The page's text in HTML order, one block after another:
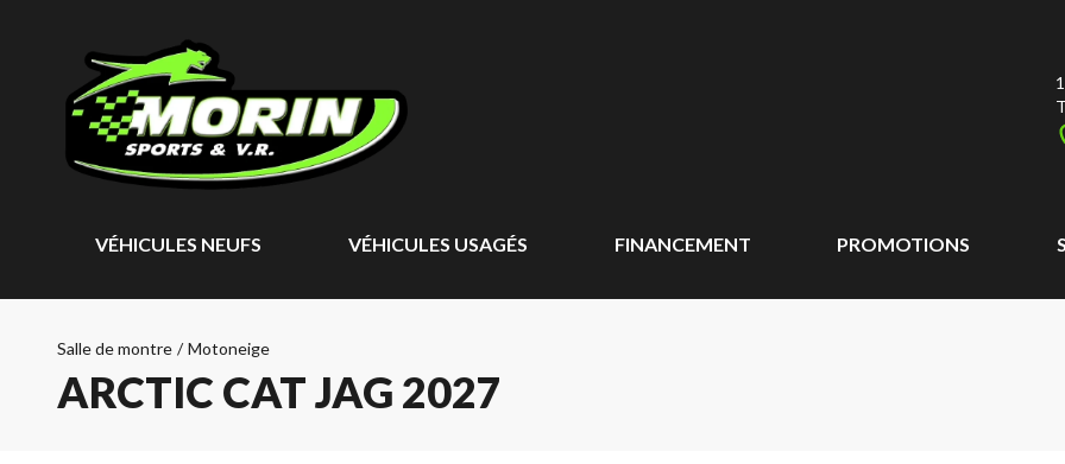
VÉHICULES NEUFS VÉHICULES USAGÉS FINANCEMENT PROMOTIONS
Salle de montre / Motoneige
ARCTIC CAT JAG 2027